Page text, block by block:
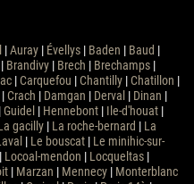
| Auray| Évellys| Baden Baud
Brandivy| Brech Brechamps|
| Carquefou Chantilly| Chatillon
Crach Damgan Derval| Dinan
Guidel| Hennebont| Ile-d'houat|
gacilly| La roche-bernard
La
| Le bouscat| Le minihic-sur-
Locoal-mendon Locqueltas|
| Marzan Mennecy| Monterblanc